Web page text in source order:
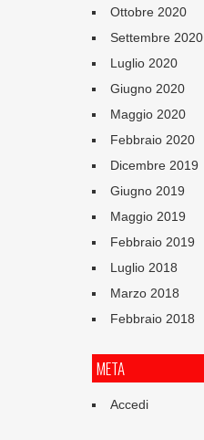
Ottobre 2020
Settembre 2020
Luglio 2020
Giugno 2020
Maggio 2020
Febbraio 2020
Dicembre 2019
Giugno 2019
Maggio 2019
Febbraio 2019
Luglio 2018
Marzo 2018
Febbraio 2018
META
Accedi